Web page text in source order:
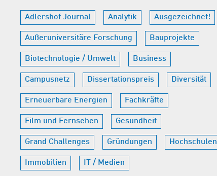
Adlershof Journal Analytik Ausgezeichnet!
Außeruniversitäre Forschung Bauprojekte
Biotechnologie / Umwelt Business
Campusnetz Dissertationspreis Diversität
Erneuerbare Energien Fachkräfte
Film und Fernsehen Gesundheit
Grand Challenges Gründungen Hochschulen
Immobilien IT / Medien